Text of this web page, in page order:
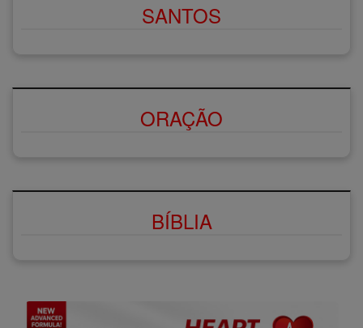
SANTOS
ORAÇÃO
BÍBLIA